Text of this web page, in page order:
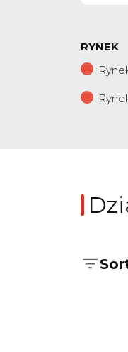
RYNEK